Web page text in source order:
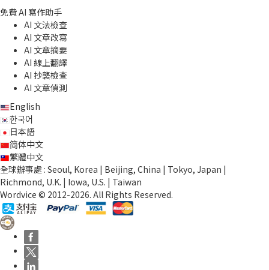
免費 AI 寫作助手
AI 文法檢查
AI 文章改寫
AI 文章摘要
AI 線上翻譯
AI 抄襲檢查
AI 文章偵測
English
한국어
日本語
简体中文
繁體中文
全球辦事處 : Seoul, Korea | Beijing, China | Tokyo, Japan |
Richmond, U.K. | Iowa, U.S. | Taiwan
Wordvice © 2012-2026. All Rights Reserved.